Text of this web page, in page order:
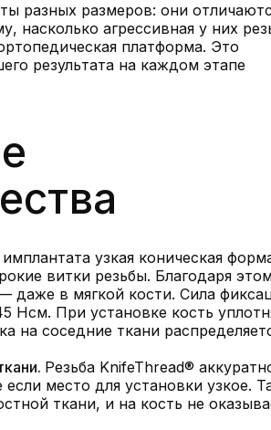
разных размеров: они
насколько агрессивная у них
платформа. Это
результата на каждом этапе
узкая коническая
витки резьбы. Благодаря
даже в мягкой кости. Сила
Нсм. При установке кость
на соседние ткани
Резьба KnifeThread®
место для установки узкое.
ткани, и на кость не